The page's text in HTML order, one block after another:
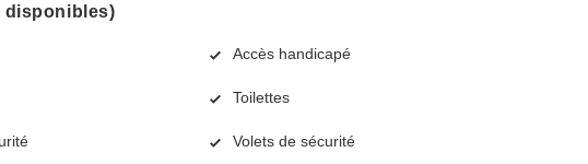
disponibles)
Accès handicapé
Toilettes
Volets de sécurité